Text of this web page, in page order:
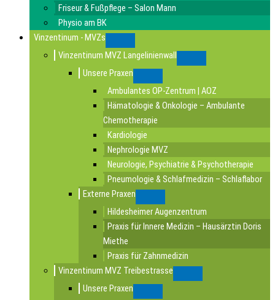
Friseur & Fußpflege – Salon Mann
Physio am BK
Vinzentinum - MVZs
Vinzentinum MVZ Langelinienwall
Unsere Praxen
Ambulantes OP-Zentrum | AOZ
Hämatologie & Onkologie – Ambulante
Chemotherapie
Kardiologie
Nephrologie MVZ
Neurologie, Psychiatrie & Psychotherapie
Pneumologie & Schlafmedizin – Schlaflabor
Externe Praxen
Hildesheimer Augenzentrum
Praxis für Innere Medizin – Hausärztin Doris
Miethe
Praxis für Zahnmedizin
Vinzentinum MVZ Treibestrasse
Unsere Praxen